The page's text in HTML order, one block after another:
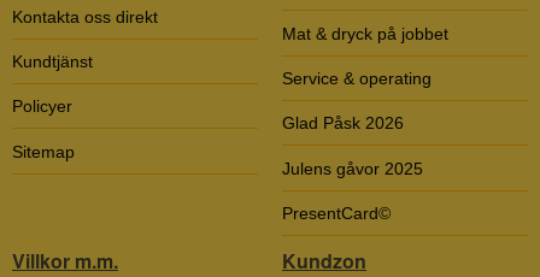
Kontakta oss direkt
Kundtjänst
Policyer
Sitemap
Mat & dryck på jobbet
Service & operating
Glad Påsk 2026
Julens gåvor 2025
PresentCard©
Villkor m.m. Kundzon